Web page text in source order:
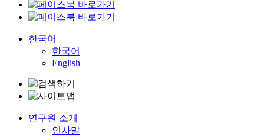
한국어
한국어
English
연구원 소개
인사말